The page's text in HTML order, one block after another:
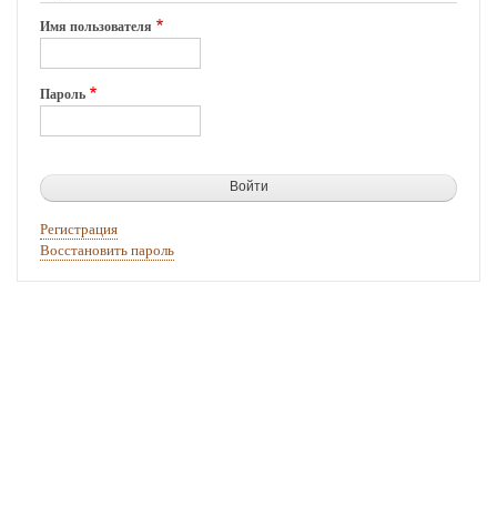
Имя пользователя
Пароль
Регистрация
Восстановить пароль